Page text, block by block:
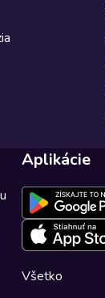
Aplikácie
Všetko